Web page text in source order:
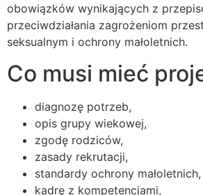
obowiązków wynikających z
przeciwdziałania zagrożeniom
seksualnym i ochrony małoletnich.
Co musi mieć
diagnozę potrzeb,
opis grupy wiekowej,
zgodę rodziców,
zasady rekrutacji,
standardy ochrony małoletnich,
kadrę z kompetencjami,